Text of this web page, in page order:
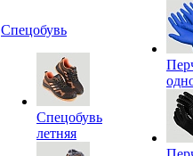
Спецобувь
Спецобувь
летняя